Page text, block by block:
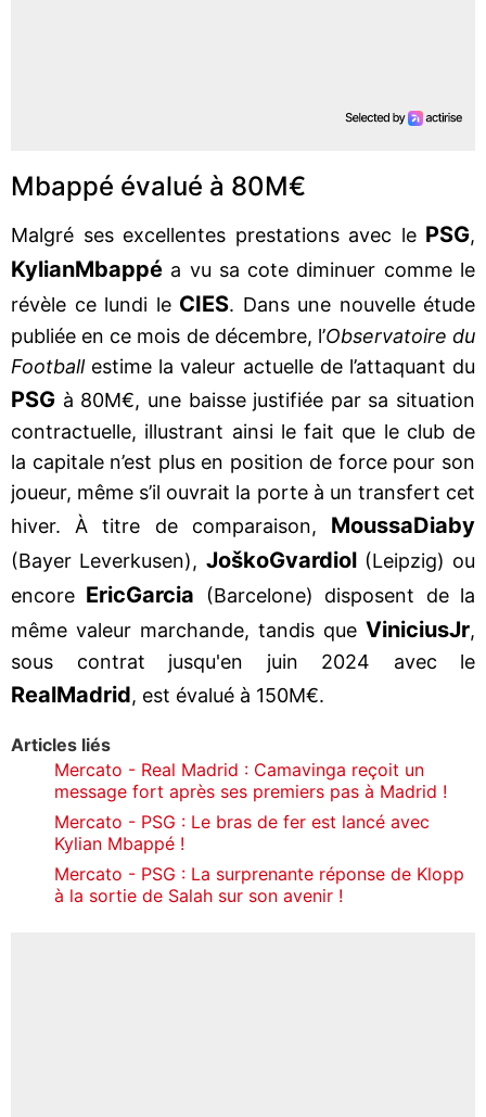
Mbappé évalué à 80M€
Malgré ses excellentes prestations avec le PSG,
KylianMbappé a vu sa cote diminuer comme le
révèle ce lundi le CIES. Dans une nouvelle étude
publiée en ce mois de décembre, l’Observatoire du
Footballestime la valeur actuelle de l’attaquant du
PSG à 80M€, une baisse justifiée par sa situation
contractuelle, illustrant ainsi le fait que le club de
la capitale n’est plus en position de force pour son
joueur, même s’il ouvrait la porte à un transfert cet
hiver. À titre de comparaison, MoussaDiaby
(Bayer Leverkusen), JoškoGvardiol(Leipzig) ou
encore EricGarcia (Barcelone) disposent de la
même valeur marchande, tandis que ViniciusJr,
sous contrat jusqu'en juin 2024 avec le
RealMadrid, est évalué à 150M€.
Articles liés
Mercato - Real Madrid : Camavinga reçoit un
message fort après ses premiers pas à Madrid !
Mercato - PSG : Le bras de fer est lancé avec
Kylian Mbappé !
Mercato - PSG : La surprenante réponse de Klopp
à la sortie de Salah sur son avenir !